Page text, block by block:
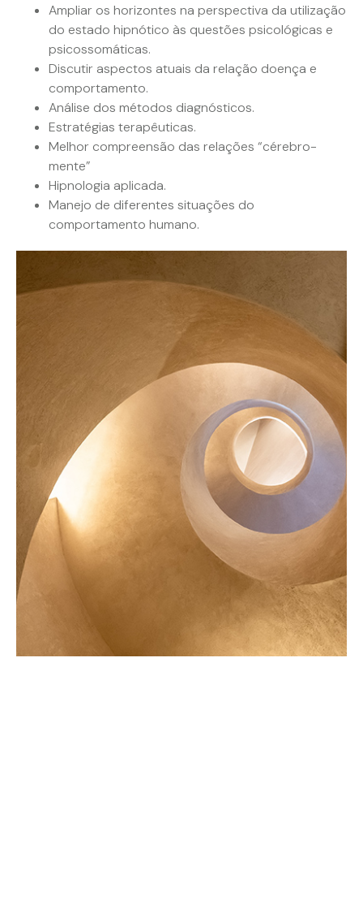
Ampliar os horizontes na perspectiva da utilização
do estado hipnótico às questões psicológicas e
psicossomáticas.
Discutir aspectos atuais da relação doença e
comportamento.
Análise dos métodos diagnósticos.
Estratégias terapêuticas.
Melhor compreensão das relações “cérebro-
mente”
Hipnologia aplicada.
Manejo de diferentes situações do
comportamento humano.